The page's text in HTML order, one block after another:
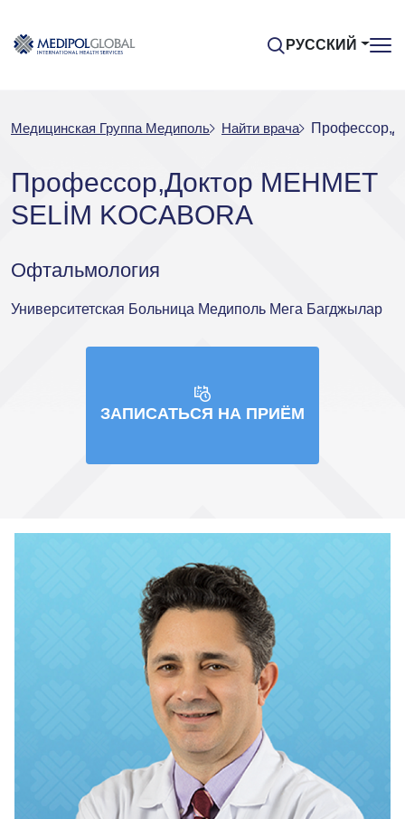
РУССКИЙ
Медицинская Группа Медиполь Найти врача
Профессор,Доктор MEHMET
SELİM KOCABORA
Офтальмология
Университетская Больница Медиполь Мега Багджылар
ЗАПИСАТЬСЯ НА ПРИЁМ